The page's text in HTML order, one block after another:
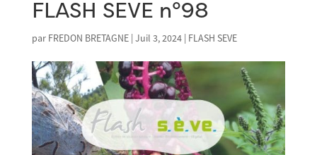
FLASH SEVE n°98
par FREDON BRETAGNE| Juil 3, 2024| FLASH SEVE